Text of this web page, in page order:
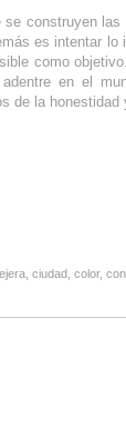
construyen las
es intentar
como
en el
de la honestidad
, ciudad, color,